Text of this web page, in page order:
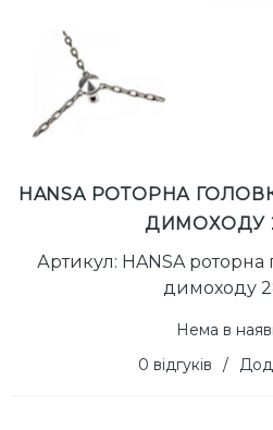
HANSA РОТОРНА
ДИМОХОДУ
Артикул: HANSA роторна
димоходу
Нема в
0 відгуків
/